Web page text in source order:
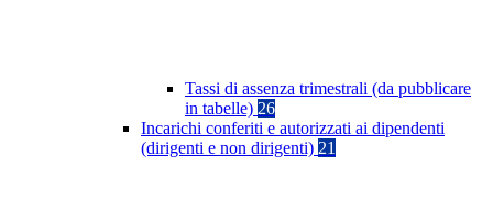
Tassi di assenza trimestrali (da pubblicare
in tabelle) 26
Incarichi conferiti e autorizzati ai dipendenti
(dirigenti e non dirigenti) 21